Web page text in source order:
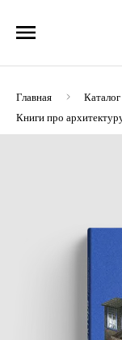
Главная Каталог
Книги про
Архитектура без